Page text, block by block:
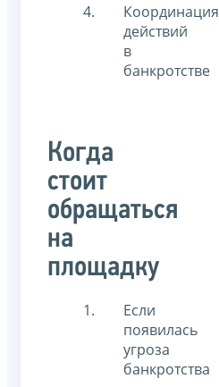
Координация
действий
в
банкротстве
Когда
стоит
обращаться
на
площадку
Если
появилась
угроза
банкротства